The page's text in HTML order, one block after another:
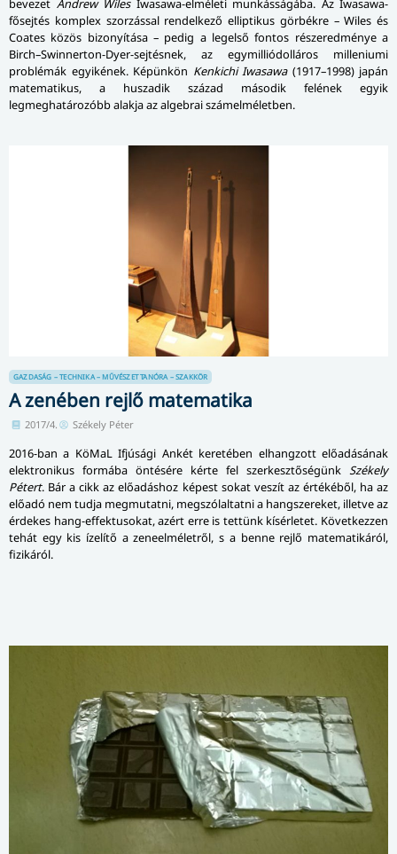
bevezet Andrew WilesIwasawa-elméleti munkásságába. Az Iwasawa-
fősejtés komplex szorzással rendelkező elliptikus görbékre – Wiles és
Coates közös bizonyítása – pedig a legelső fontos részeredménye a
Birch–Swinnerton-Dyer-sejtésnek, az egy­mil­li­ó­dol­lá­ros mil­le­ni­u­mi
problémák egyikének. Képünkön Kenkichi Iwasawa(1917–1998) japán
matematikus, a huszadik század második felének egyik
legmeghatározóbb alakja az algebrai számelméletben.
GAZDASÁG – TECHNIKA – MŰVÉSZET TANÓRA – SZAKKÖR
A zenében rejlő matematika
2017/4. Székely Péter
2016-ban a KöMaL Ifjúsági Ankét keretében elhangzott előadásának
elektronikus formába öntésére kérte fel szerkesztőségünk Székely
Pétert. Bár a cikk az előadáshoz képest sokat veszít az értékéből, ha az
előadó nem tudja megmutatni, megszólaltatni a hangszereket, illetve az
érdekes hang-effektusokat, azért erre is tettünk kísérletet. Következzen
tehát egy kis ízelítő a zeneelméletről, s a benne rejlő matematikáról,
fizikáról.